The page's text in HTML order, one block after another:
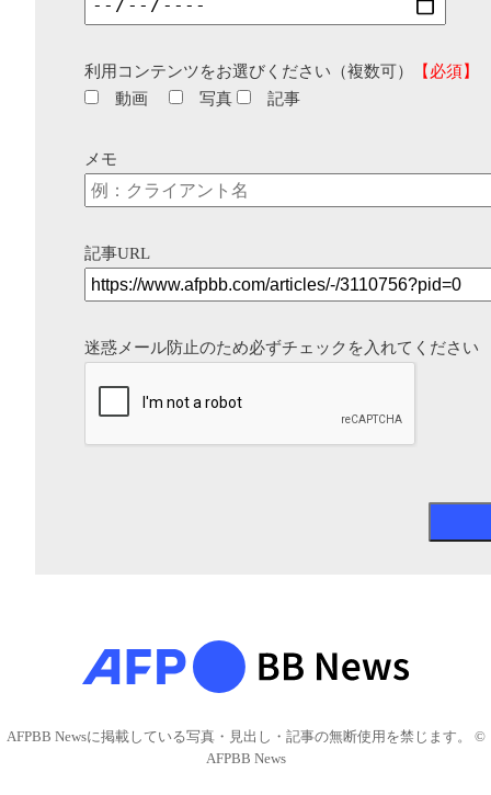
利用コンテンツをお選びください（複数可）
【必須】
動画
写真 記事
メモ
記事URL
迷惑メール防止のため必ずチェックを入れてください
AFPBB Newsに掲載している写真・見出し・記事の無断使用を禁じます。 ©
AFPBB News